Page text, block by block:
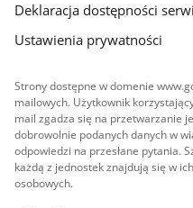
Deklaracja dostępności
Ustawienia prywatności
Strony dostępne w domenie
mailowych. Użytkownik
mail zgadza się na przetwarzanie
dobrowolnie podanych danych w
odpowiedzi na przesłane pytania.
każdą z jednostek znajdują się w
osobowych.